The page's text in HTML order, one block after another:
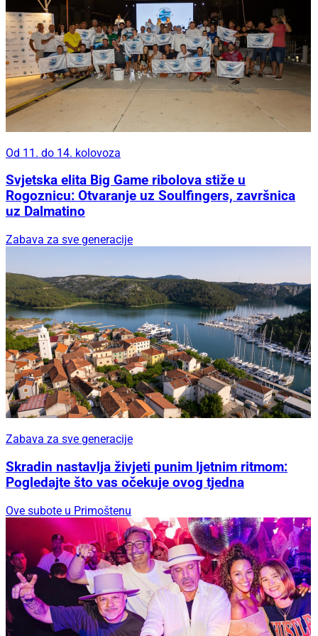
Od 11. do 14. kolovoza
Svjetska elita Big Game ribolova stiže u
Rogoznicu: Otvaranje uz Soulfingers, završnica
uz Dalmatino
Zabava za sve generacije
Zabava za sve generacije
Skradin nastavlja živjeti punim ljetnim ritmom:
Pogledajte što vas očekuje ovog tjedna
Ove subote u Primoštenu